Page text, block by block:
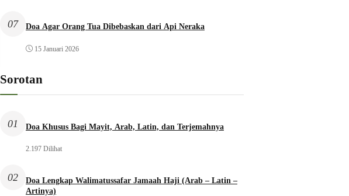
07 Doa Agar Orang Tua Dibebaskan dari Api Neraka
15 Januari 2026
Sorotan
01 Doa Khusus Bagi Mayit, Arab, Latin, dan Terjemahnya
2.197 Dilihat
02
Doa Lengkap Walimatussafar Jamaah Haji (Arab – Latin –
Artinya)